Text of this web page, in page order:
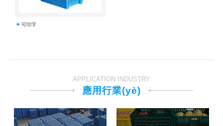
可印字
APPLICATION INDUSTRY
應用行業(yè)